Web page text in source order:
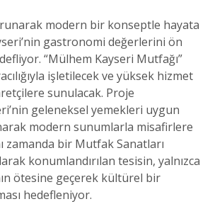
modern bir konseptle hayata
gastronomi değerlerini ön
“Mülhem Kayseri Mutfağı”
işletilecek ve yüksek hizmet
sunulacak. Proje
geleneksel yemekleri uygun
modern sunumlarla misafirlere
zamanda bir Mutfak Sanatları
konumlandırılan tesisin, yalnızca
ötesine geçerek kültürel bir
hedefleniyor.